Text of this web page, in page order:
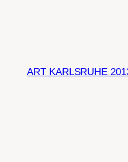
ART KARLSRUHE